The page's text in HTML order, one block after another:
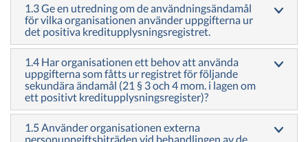
1.3 Ge en utredning om de användningsändamål
för vilka organisationen använder uppgifterna ur
det positiva kreditupplysningsregistret.
1.4 Har organisationen ett behov att använda
uppgifterna som fåtts ur registret för följande
sekundära ändamål (21 § 3 och 4 mom. i lagen om
ett positivt kreditupplysningsregister)?
1.5 Använder organisationen externa
personuppgiftsbiträden vid behandlingen av de